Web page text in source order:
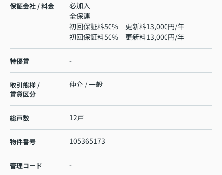
保証会社 / 料金
必加入
全保連
初回保証料50% 更新料13,000円/年
初回保証料50% 更新料13,000円/年
特優賃 -
取引態様 /
賃貸区分
仲介 / 一般
総戸数 12戸
物件番号 105365173
管理コード -